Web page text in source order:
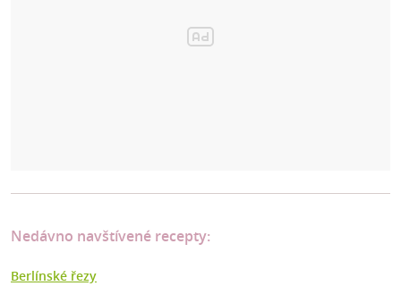
Nedávno navštívené recepty:
Berlínské řezy